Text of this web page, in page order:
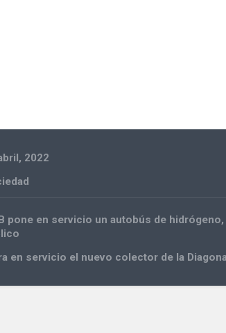
2022
pone en servicio un autobús de
en servicio el nuevo colector de la